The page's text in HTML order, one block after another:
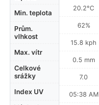
Min. teplota
Prům.
vlhkost
Max. vítr
Celkové
srážky
Index UV
20.2°C
62%
15.8 kph
0.5 mm
7.0
05:38 AM